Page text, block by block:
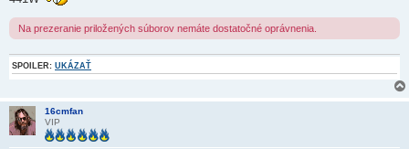
Na prezeranie priložených súborov nemáte dostatočné oprávnenia.
SPOILER: UKÁZAŤ
16cmfan
VIP